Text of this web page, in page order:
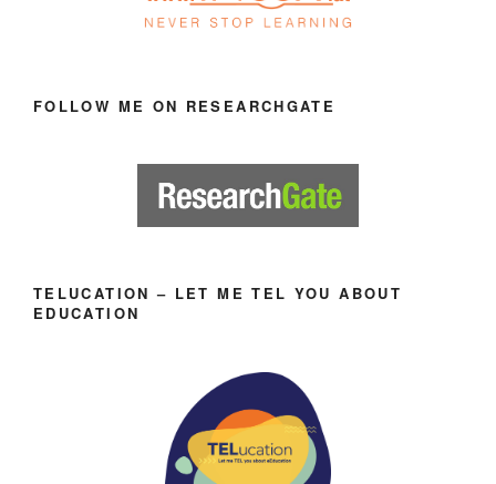
FOLLOW ME ON RESEARCHGATE
TELUCATION – LET ME TEL YOU ABOUT
EDUCATION